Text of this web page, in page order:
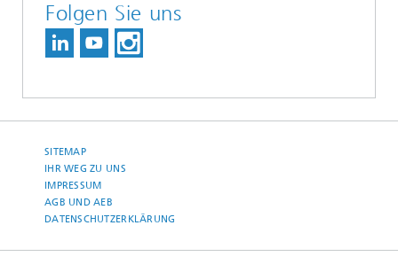
Folgen Sie uns
SITEMAP
IHR WEG ZU UNS
IMPRESSUM
AGB UND AEB
DATENSCHUTZERKLÄRUNG